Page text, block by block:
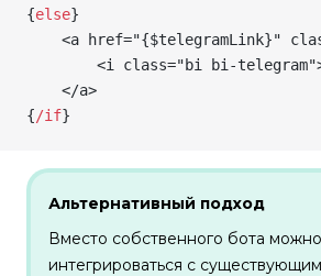
{else}
    <a href="
{$telegramLink}"
<i class="bi bi-
    </a>
{/if}
Альтернативный подход
Вместо собственного бота можно
интегрироваться с